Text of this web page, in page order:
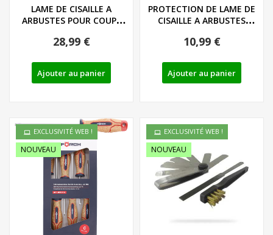
LAME DE CISAILLE A
ARBUSTES POUR COUPE
28,99 €
Ajouter au panier
PROTECTION DE LAME DE
CISAILLE A ARBUSTES
10,99 €
Ajouter au panier
EXCLUSIVITÉ WEB !
NOUVEAU
EXCLUSIVITÉ WEB !
NOUVEAU